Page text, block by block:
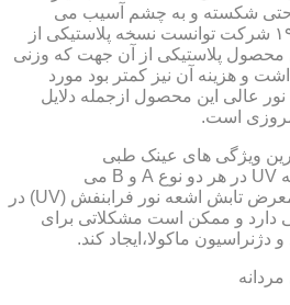
شکسته و به چشم آسیب می
رساند.در نهایت در سال ۱۹۴۷ شرکت توانست نسخه پلاستیکی از
محصول پلاستیکی از آن جهت که وزنی
و هزینه آن نیز کمتر بود مورد
عالی این محصول ازجمله دلایل
است.
ویژگی های عینک طبی
است،مقاومت در برابر اشعه UV در هر دو نوع A و B می
باشد.قطعاً قرار گرفتن در معرض تابش اشعه نور فرابنفش (UV) در
دارد و ممکن است مشکلاتی برای
ماکولا،ایجاد کند.